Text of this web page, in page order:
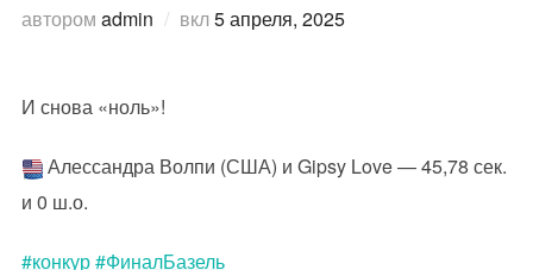
автором admin вклОпубликовано
5 апреля, 2025
И снова «ноль»!
Алессандра Волпи (США) и Gipsy Love — 45,78 сек.
и 0 ш.о.
#конкур#ФиналБазель